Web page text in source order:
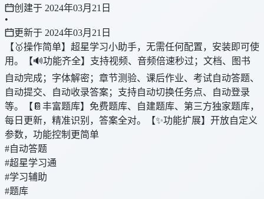
创建于 2024年03月21日
•
更新于 2024年03月21日
【🥇操作简单】超星学习小助手，无需任何配置，安装即可使
用。【🔊功能齐全】支持视频、音频倍速秒过；文档、图书
自动完成；字体解密；章节测验、课后作业、考试自动答题、
自动提交、自动收录答案；支持自动切换任务点、自动登录
等。【📔丰富题库】免费题库、自建题库、第三方独家题库，
每日更新，精准识别，答案全对。【✨功能扩展】开放自定义
参数，功能控制更简单
#自动答题
#超星学习通
#学习辅助
#题库